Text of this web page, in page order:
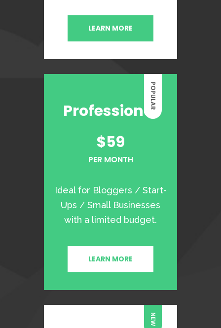
LEARN MORE
POPULAR
Professional
$59
PER MONTH
Ideal for Bloggers / Start-
Ups / Small Businesses
with a limited budget.
LEARN MORE
NEW